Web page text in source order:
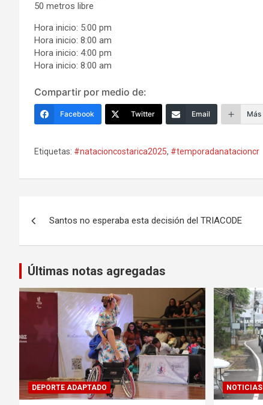
50 metros libre
Hora inicio: 5:00 pm
Hora inicio: 8:00 am
Hora inicio: 4:00 pm
Hora inicio: 8:00 am
Compartir por medio de:
Facebook Twitter Email Más
Etiquetas: #natacioncostarica2025, #temporadanatacioncr
entradas
Santos no esperaba esta decisión del TRIACODE
Últimas notas agregadas
DEPORTE ADAPTADO NOTICIAS